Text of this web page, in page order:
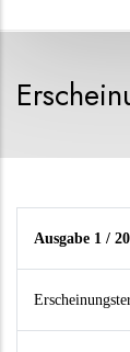
Ausgabe 1 /